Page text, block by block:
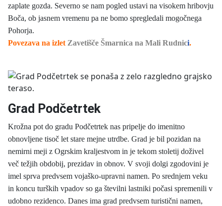
zaplate gozda. Severno se nam pogled ustavi na visokem hribovju
Boča, ob jasnem vremenu pa ne bomo spregledali mogočnega
Pohorja.
Povezava na izlet Zavetišče Šmarnica na Mali Rudnici.
Grad Podčetrtek
Krožna pot do gradu Podčetrtek nas pripelje do imenitno
obnovljene tisoč let stare mejne utrdbe. Grad je bil pozidan na
nemirni meji z Ogrskim kraljestvom in je tekom stoletij doživel
več težjih obdobij, prezidav in obnov. V svoji dolgi zgodovini je
imel sprva predvsem vojaško-upravni namen. Po srednjem veku
in koncu turških vpadov so ga številni lastniki počasi spremenili v
udobno rezidenco. Danes ima grad predvsem turistični namen,